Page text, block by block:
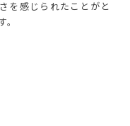
を感じられたことがと